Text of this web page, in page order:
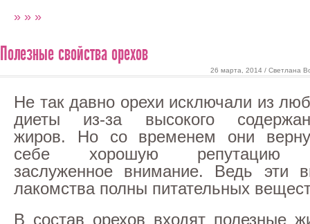
» » »
Полезные свойства орехов
26 марта, 2014 / Светлана
Не так давно орехи исключали из
диеты из-за высокого
жиров. Но со временем они
себе хорошую
заслуженное внимание. Ведь эти
лакомства полны питательных
В состав орехов входят полезные